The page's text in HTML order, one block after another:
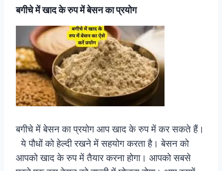
बगीचे में खाद के रुप में बेसन का प्रयोग
बगीचे में बेसन का प्रयोग आप खाद के रुप में कर सकते हैं।
ये पौधों को हेल्दी रखने में सहयोग करता है। बेसन को
आपको खाद के रुप में तैयार करना होगा। आपको सबसे